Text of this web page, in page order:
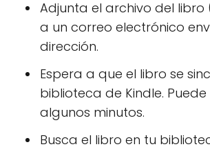
Adjunta el archivo del libro
a un correo electrónico
dirección.
Espera a que el libro se
biblioteca de Kindle.
algunos minutos.
Busca el libro en tu